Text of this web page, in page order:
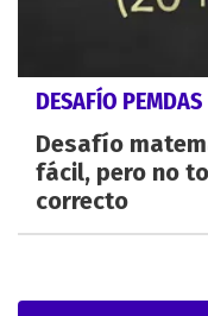
DESAFÍO PEMDAS
Desafío
fácil, pero no
correcto